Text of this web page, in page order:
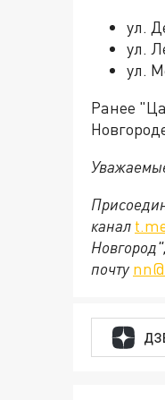
ул.
ул.
ул.
Ранее
канал
почту